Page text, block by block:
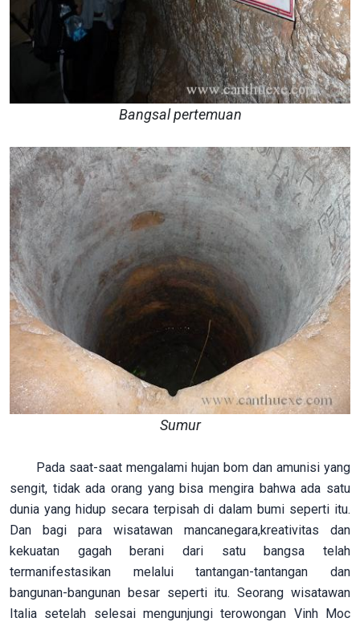
Bangsal pertemuan
Sumur
Pada saat-saat mengalami hujan bom dan amunisi yang
sengit, tidak ada orang yang bisa mengira bahwa ada satu
dunia yang hidup secara terpisah di dalam bumi seperti itu.
Dan bagi para wisatawan mancanegara,kreativitas dan
kekuatan gagah berani dari satu bangsa telah
termanifestasikan melalui tantangan-tantangan dan
bangunan-bangunan besar seperti itu. Seorang wisatawan
Italia setelah selesai mengunjungi terowongan Vinh Moc